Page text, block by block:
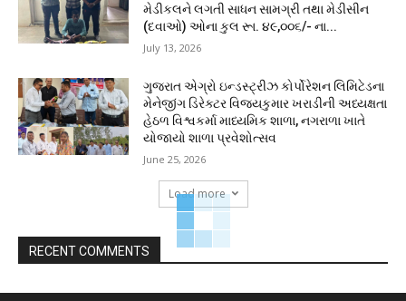
મેડીકલને લગતી સાધન સામગ્રી તથા મેડીસીન
(દવાઓ) ઓના કુલ રૂા. ૪૯,૦૦૬/- ના...
July 13, 2026
ગુજરાત એગ્રો ઇન્ડસ્ટ્રીઝ કોર્પોરેશન લિમિટેડના
મેનેજીંગ ડિરેક્ટર વિજયકુમાર ખરાડીની અધ્યક્ષતા
હેઠળ વિશ્વકર્મા માધ્યમિક શાળા, નગરાળા ખાતે
યોજાયો શાળા પ્રવેશોત્સવ
June 25, 2026
Load more
RECENT COMMENTS